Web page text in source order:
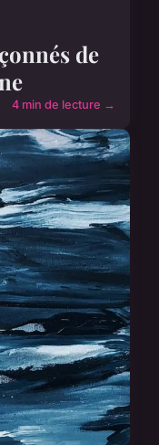
de
4 min de lecture →